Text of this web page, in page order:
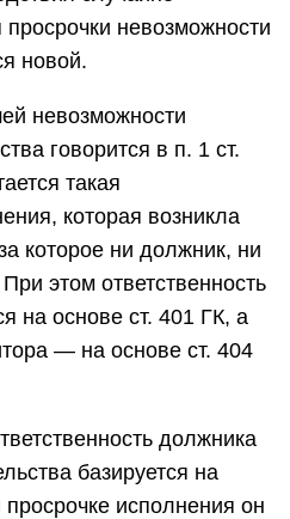
невозможности
новой.
невозможности
говорится в п. 1 ст.
такая
которая возникла
которое ни должник, ни
этом ответственность
на основе ст. 401 ГК, а
— на основе ст. 404
должника
базируется на
исполнения он